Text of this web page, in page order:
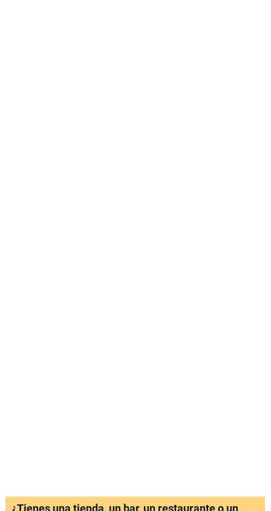
¿Tienes una tienda, un bar, un restaurante o un